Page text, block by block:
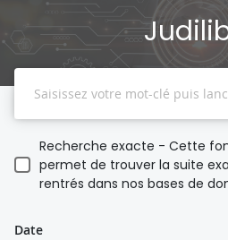
Recherche exacte - Cette
permet de trouver la suite
rentrés dans nos bases de
Date